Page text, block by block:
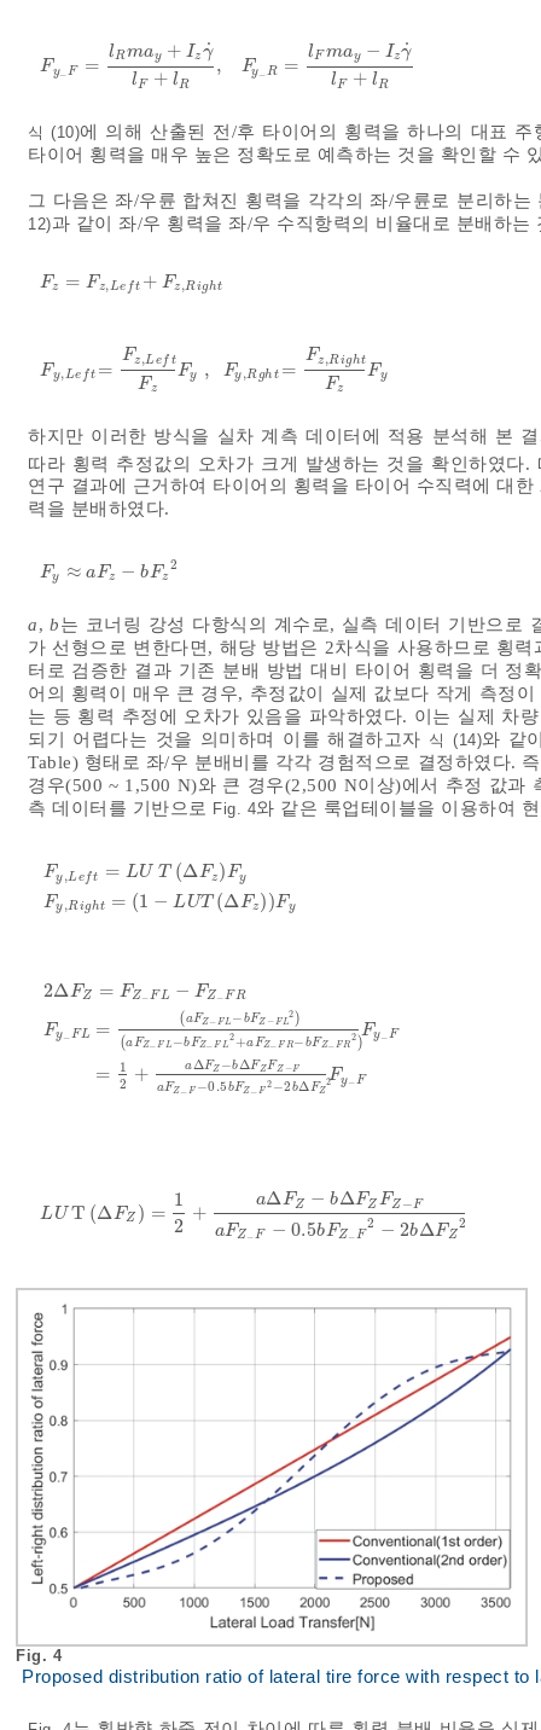
F y− F =
lRmay + Iz γ
˙
l F + l R
, Fy− R =
lF may − Izγ
˙
l F + l R
F y -F=lRmay+Izγ˙lF +lR Fy-R=lFmay-Iz
식 (10)에 의해 산출된 전/후 타이어의 횡력을 하나의 대표
타이어 횡력을 매우 높은 정확도로 예측하는 것을 확인할 수
그 다음은 좌/우륜 합쳐진 횡력을 각각의 좌/우륜로 분리하
12)과 같이 좌/우 횡력을 좌/우 수직항력의 비율대로 분배하는
Fz = Fz,Le ft + Fz ,Right
Fz =F z,Left+Fz,Rig
Fy,Le ft =
F z , L e f t
Fz
Fy , Fy ,Rgh t =
F z , Right
Fz
Fy
F y,Left=Fz,LeftF zF y , Fy,Rght=Fz,Rig
하지만 이러한 방식을 실차 계측 데이터에 적용 분석해 본
따라 횡력 추정값의 오차가 크게 발생하는 것을 확인하였다
연구 결과에 근거하여 타이어의 횡력을 타이어 수직력에 대
력을 분배하였다.
Fy ≈ aFz − bFz
2
Fy≈aFz- bFz2
a,b는 코너링 강성 다항식의 계수로, 실측 데이터 기반으로
가 선형으로 변한다면, 해당 방법은 2차식을 사용하므로 횡
터로 검증한 결과 기존 분배 방법 대비 타이어 횡력을 더 정
어의 횡력이 매우 큰 경우, 추정값이 실제 값보다 작게 측정
는 등 횡력 추정에 오차가 있음을 파악하였다. 이는 실제 차
되기 어렵다는 것을 의미하며 이를 해결하고자 식 (14)와 같
Table) 형태로 좌/우 분배비를 각각 경험적으로 결정하였다.
경우(500 ~ 1,500 N)와 큰 경우(2,500 N이상)에서 추정 값과
측 데이터를 기반으로 Fig. 4와 같은 룩업테이블을 이용하여
Fy ,L e ft = LU T (ΔF z )Fy
Fy ,Right = (1 − L UT (ΔFz ))F y
y,Left F yF ,R
2Δ FZ = FZ− FL − FZ− FR
Fy−FL =
( aFZ− F L − bFZ − F L
2 )
(a FZ−FL −b FZ−FL
2 +a FZ−FR− bFZ−FR
2 )
Fy−F
=
1
2
+ aΔFZ −bΔFZFZ −F
aFZ−F −0.5 bFZ−F
2 −2 bΔFZ
2Fy− F
Z-FL-F Z-FRF y-FL=a FZ-FL -
L U T (Δ FZ ) =
1
2
+
aΔF Z − bΔF Z F Z −F
aFZ− F − 0.5b FZ− F
2 − 2bΔ FZ
2
LUTΔFZ=1 2+ aΔF Z-bΔFZFZ-FaFZ-F-0.5bFZ-F
Fig. 4
Proposed distribution ratio of lateral tire force with respect to